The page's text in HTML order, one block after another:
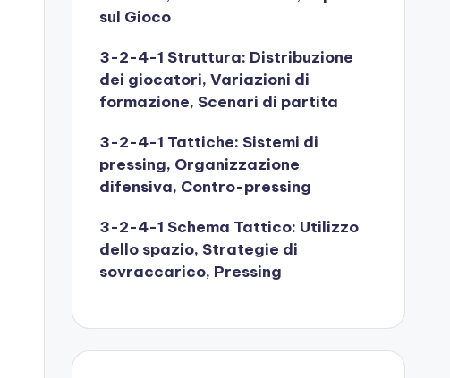
sul Gioco
3-2-4-1 Struttura: Distribuzione
dei giocatori, Variazioni di
formazione, Scenari di partita
3-2-4-1 Tattiche: Sistemi di
pressing, Organizzazione
difensiva, Contro-pressing
3-2-4-1 Schema Tattico: Utilizzo
dello spazio, Strategie di
sovraccarico, Pressing